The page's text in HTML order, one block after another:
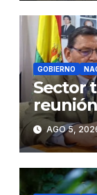
GOBIERNO
Sector
del
AGO 5,